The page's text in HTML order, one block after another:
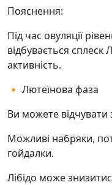
Пояснення:
Під час овуляції
відбувається
активність.
🔸 Лютеїнова фаза
Ви можете відчувати
Можливі набряки,
гойдалки.
Лібідо може